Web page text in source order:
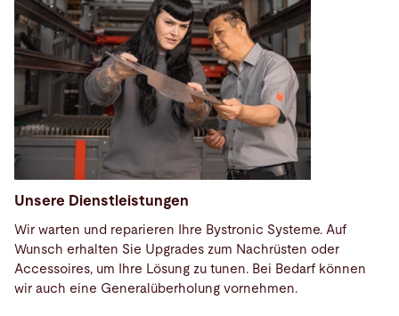
Unsere Dienstleistungen
Wir warten und reparieren Ihre Bystronic Systeme. Auf
Wunsch erhalten Sie Upgrades zum Nachrüsten oder
Accessoires, um Ihre Lösung zu tunen. Bei Bedarf können
wir auch eine Generalüberholung vornehmen.